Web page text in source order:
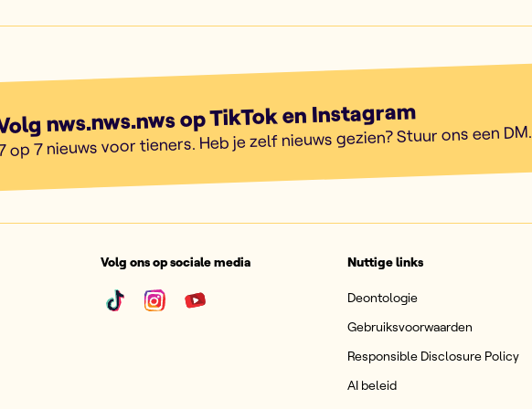
nws.nws.nws op TikTok en Instagram
op 7 nieuws voor tieners. Heb je zelf nieuws gezien? Stuur ons een DM.
Volg ons op sociale media Nuttige links
Deontologie
Gebruiksvoorwaarden
Responsible Disclosure Policy
AI beleid